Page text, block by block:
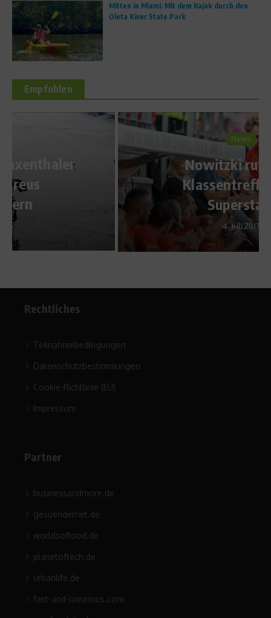
Mitten in Miami: Mit dem Kajak durch den
Oleta River State Park
Empfohlen
Nowitzki ruft zum
Klassentreffen der
Superstars
4. Juli 2017
Rechtliches
Teilnahmebedingungen
Datenschutzbestimmungen
Cookie-Richtlinie (EU)
Impressum
Partner
businessandmore.de
gesuendernet.de
worldsoffood.de
planetoftech.de
urbanlife.de
fast-and-luxurious.com